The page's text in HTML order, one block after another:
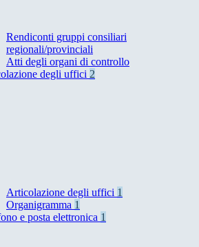
Rendiconti gruppi consiliari
regionali/provinciali
Atti degli organi di controllo
degli uffici 2
Articolazione degli uffici 1
Organigramma 1
e posta elettronica 1